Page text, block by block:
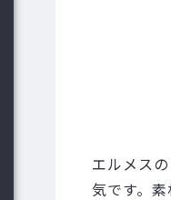
エルメス
気です。